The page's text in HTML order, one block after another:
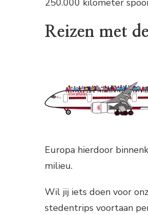
250.000 kilometer
Reizen met
Europa hierdoor
milieu.
Wil jij iets doen voor
stedentrips voortaan